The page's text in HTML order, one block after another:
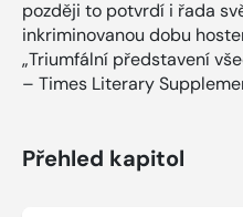
později to potvrdí i řada
inkriminovanou dobu
„Triumfální představení
– Times Literary
Přehled kapitol